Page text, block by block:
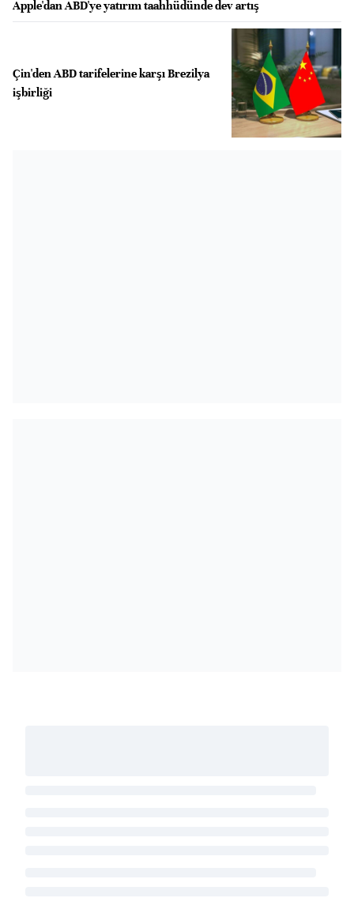
Apple'dan ABD'ye yatırım taahhüdünde dev artış
Çin'den ABD tarifelerine karşı Brezilya
işbirliği